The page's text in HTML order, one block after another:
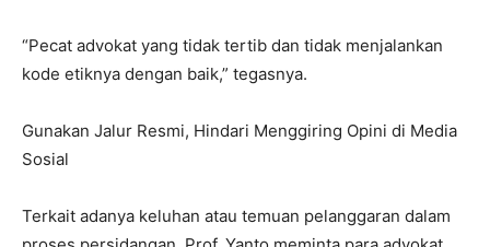
“Pecat advokat yang tidak tertib dan tidak menjalankan
kode etiknya dengan baik,” tegasnya.
Gunakan Jalur Resmi, Hindari Menggiring Opini di Media
Sosial
Terkait adanya keluhan atau temuan pelanggaran dalam